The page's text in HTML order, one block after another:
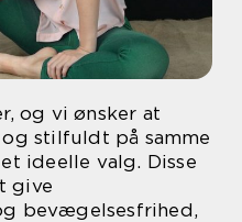
og vi ønsker at
stilfuldt på samme
ideelle valg. Disse
give
bevægelsesfrihed,